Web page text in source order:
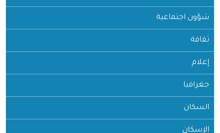
شؤون اجتماعية
ثقافة
إعلام
جغرافيا
السكان
الإسكان